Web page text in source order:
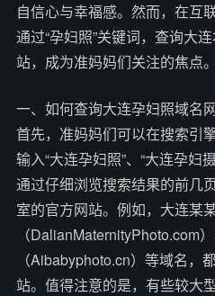
自信心与幸福感。然而，在互
通过“孕妇照”关键词，查询大
站，成为准妈妈们关注的焦点。
一、如何查询大连孕妇照域名
首先，准妈妈们可以在搜索引
输入“大连孕妇照”、“大连孕妇
通过仔细浏览搜索结果的前几
室的官方网站。例如，大连某
（DalianMaternityPhoto.com
（Aibabyphoto.cn）等域名，
站。值得注意的是，有些较大